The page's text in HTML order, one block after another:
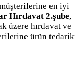
en iyi
Hırdavat 2.şube,
üzere hırdavat ve
ürün